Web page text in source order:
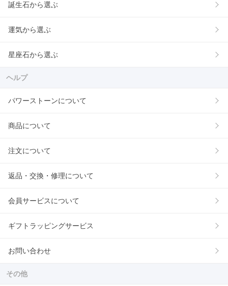
誕生石から選ぶ
運気から選ぶ
星座石から選ぶ
ヘルプ
パワーストーンについて
商品について
注文について
返品・交換・修理について
会員サービスについて
ギフトラッピングサービス
お問い合わせ
その他